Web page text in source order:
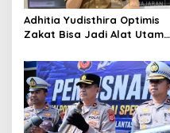
Adhitia Yudisthira Optimis
Zakat Bisa Jadi Alat Utama
Kota Cimahi